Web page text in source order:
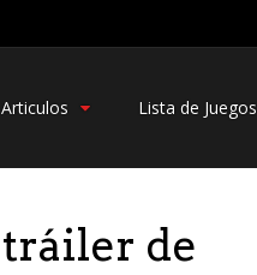
Articulos Lista de Juegos
de